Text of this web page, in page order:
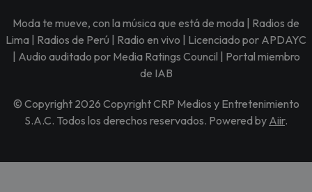
Moda te mueve, con la música que está de moda | Radios de
Lima | Radios de Perú | Radio en vivo | Licenciado por APDAYC
| Audio auditado por Media Ratings Council | Portal miembro
de IAB
© Copyright 2026 Copyright CRP Medios y Entretenimiento
S.A.C. Todos los derechos reservados. Powered by Aiir.